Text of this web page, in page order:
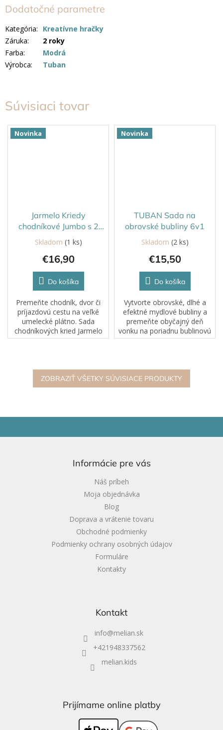
Súvisiaci tovar
Novinka
Jarmelo Kriedy
chodníkové Jumbo s 2
držiakmi 36 ks
Skladom (1 ks)
€16,90
Do košíka
Premeňte chodník, dvor či
príjazdovú cestu na veľké
umelecké plátno. Sada
chodníkových kried Jarmelo
Rainbow Wow obsahuje až
farebné obrázky,...
Novinka
TUBAN Sada na
obrovské bubliny 6v1
Skladom (2 ks)
€15,50
Do košíka
Vytvorte obrovské, dlhé a
efektné mydlové bubliny a
premeňte obyčajný deň
vonku na poriadnu bublinovú
zábavu! Sada na obrovské
a zabaví...
ZOBRAZIŤ VŠETKY SÚVISIACE PRODUKTY
Dodatočné parametre
Kategória:
Kreatívne hračky
Záruka:
2 roky
Farba:
Modrá
Výrobca: Tuban
Informácie pre vás
Náš príbeh
Moja objednávka
Blog
Doprava a vrátenie tovaru
Obchodné podmienky
Podmienky ochrany osobných údajov
Formuláre
Kontakty
Kontakt
info@melian.sk
+421948337562
melian.kids
Prijímame online platby